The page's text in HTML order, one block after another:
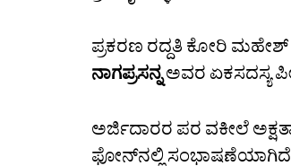
ಪ್ರಕರಣ ರದ್ದತಿ ಕೋರಿ
ನಾಗಪ್ರಸನ್ನಅವರ ಏಕಸದಸ್ಯ
ಅರ್ಜಿದಾರರ ಪರ ವಕೀಲೆ
ಫೋನ್‌ನಲ್ಲಿ